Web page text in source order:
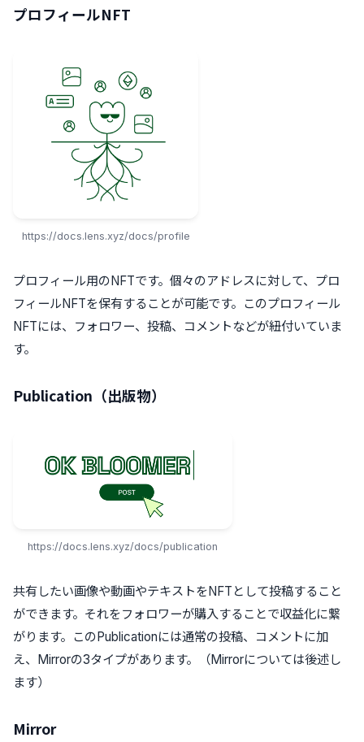
プロフィールNFT
https://docs.lens.xyz/docs/profile
プロフィール用のNFTです。個々のアドレスに対して、プロ
フィールNFTを保有することが可能です。このプロフィール
NFTには、フォロワー、投稿、コメントなどが紐付いていま
す。
Publication （出版物）
https://docs.lens.xyz/docs/publication
共有したい画像や動画やテキストをNFTとして投稿すること
ができます。それをフォロワーが購入することで収益化に繋
がります。このPublicationには通常の投稿、コメントに加
え、Mirrorの3タイプがあります。（Mirrorについては後述し
ます）
Mirror